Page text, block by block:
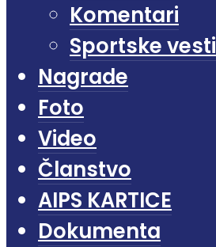
Komentari
Sportske vesti
Nagrade
Foto
Video
Članstvo
AIPS KARTICE
Dokumenta